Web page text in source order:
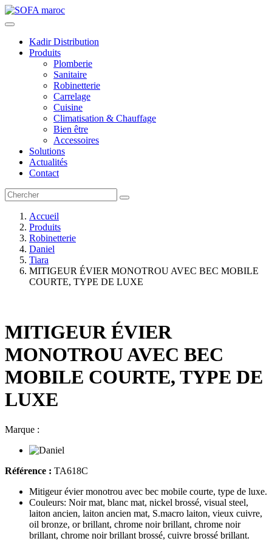
Kadir Distribution
Produits
Plomberie
Sanitaire
Robinetterie
Carrelage
Cuisine
Climatisation & Chauffage
Bien être
Accessoires
Solutions
Actualités
Contact
Accueil
Produits
Robinetterie
Daniel
Tiara
MITIGEUR ÉVIER MONOTROU AVEC BEC MOBILE
COURTE, TYPE DE LUXE
MITIGEUR ÉVIER
MONOTROU AVEC BEC
MOBILE COURTE, TYPE DE
LUXE
Marque :
Référence : TA618C
Mitigeur évier monotrou avec bec mobile courte, type de luxe.
Couleurs: Noir mat, blanc mat, nickel brossé, visual steel,
laiton ancien, laiton ancien mat, S.macro laiton, vieux cuivre,
oil bronze, or brillant, chrome noir brillant, chrome noir
brillant, chrome noir brillant brossé, cuivre brossé brillant.